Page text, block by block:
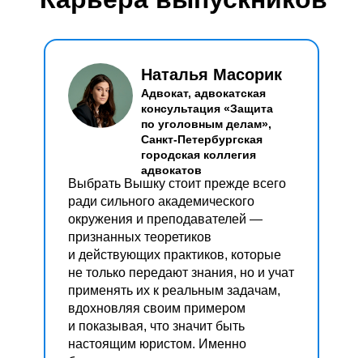
Наталья Масорик
Адвокат, адвокатская
консультация «Защита
по уголовным делам»,
Санкт-Петербургская
городская коллегия
адвокатов
Выбрать Вышку стоит прежде всего
ради сильного академического
окружения и преподавателей —
признанных теоретиков
и действующих практиков, которые
не только передают знания, но и учат
применять их к реальным задачам,
вдохновляя своим примером
и показывая, что значит быть
настоящим юристом. Именно